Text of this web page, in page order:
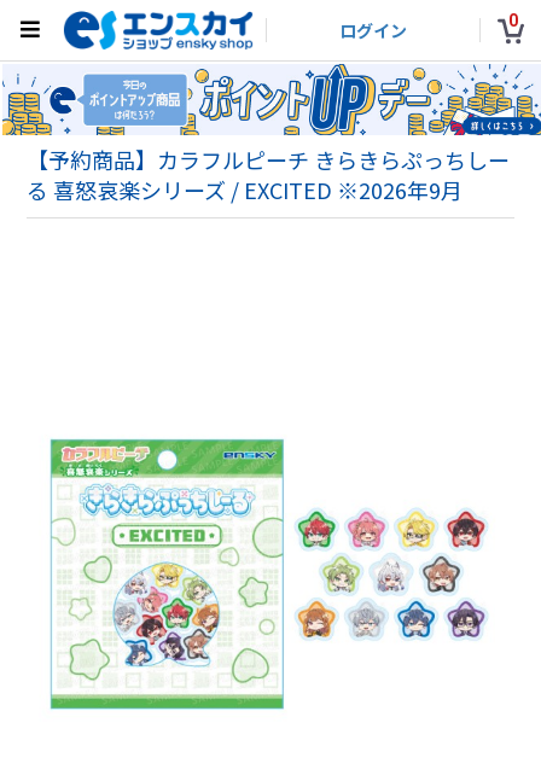
ログイン 0
【予約商品】カラフルピーチ きらきらぷっちしー
る 喜怒哀楽シリーズ / EXCITED ※2026年9月